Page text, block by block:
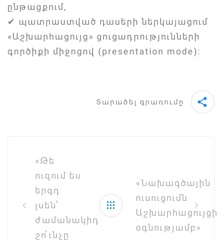
ընթացքում,
✔ պատրաստված դասերի ներկայացում
«Աշխարհացույց» ցուցադրությունների
գործիքի միջոցով (presentation mode)։
Տարածել գրառումը
navigation
«Թե
ուզում ես
երգդ
լսեն՝
ժամանակիդ
շո՛ւնչը
«Նախագծային
ուսուցումն
Աշխարհացույցի
օգնությամբ»